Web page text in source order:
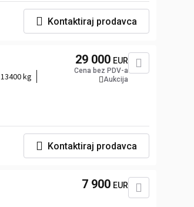
Kontaktiraj prodavca
13400 kg
29 000 EUR
Cena bez PDV-a
Aukcija
Kontaktiraj prodavca
7 900 EUR